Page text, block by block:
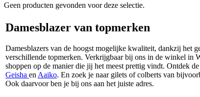
Geen producten gevonden voor deze selectie.
Damesblazer van topmerken
Damesblazers van de hoogst mogelijke kwaliteit, dankzij het
verschillende topmerken. Verkrijgbaar bij ons in de winkel in
shoppen op de manier die jij het meest prettig vindt. Ontdek
Geisha en Aaiko. En zoek je naar gilets of colberts van
Ook daarvoor ben je bij ons aan het juiste adres.